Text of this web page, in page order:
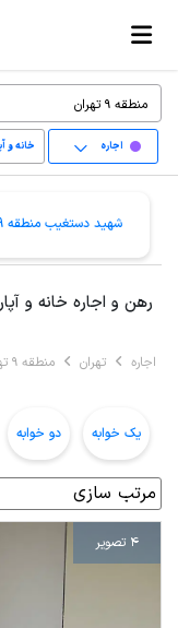
اجاره خانه و
شهید دستغیب منطقه 9
رهن و اجاره خانه و آپارتمان از 150 تا 200 متر
اجاره تهران منطقه 9 تهران
یک خوابه دو خوابه
4 تصویر